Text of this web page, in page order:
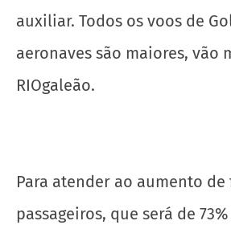
auxiliar. Todos os voos de
aeronaves são maiores, vão
RIOgaleão.
Para atender ao aumento de
passageiros, que será de